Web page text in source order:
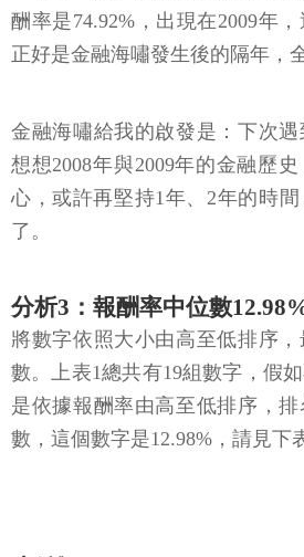
酬率是74.92%，出現在2009年
正好是金融海嘯發生後的隔年，
金融海嘯給我的啟發是：下次
想想2008年與2009年的金融歷
心，或許再堅持1年、2年的時
了。
分析3：報酬率中位數
將數字依照大小由高至低排序
數。上表1總共有19組數字，假
是依據報酬率由高至低排序，
數，這個數字是12.98%，請見下